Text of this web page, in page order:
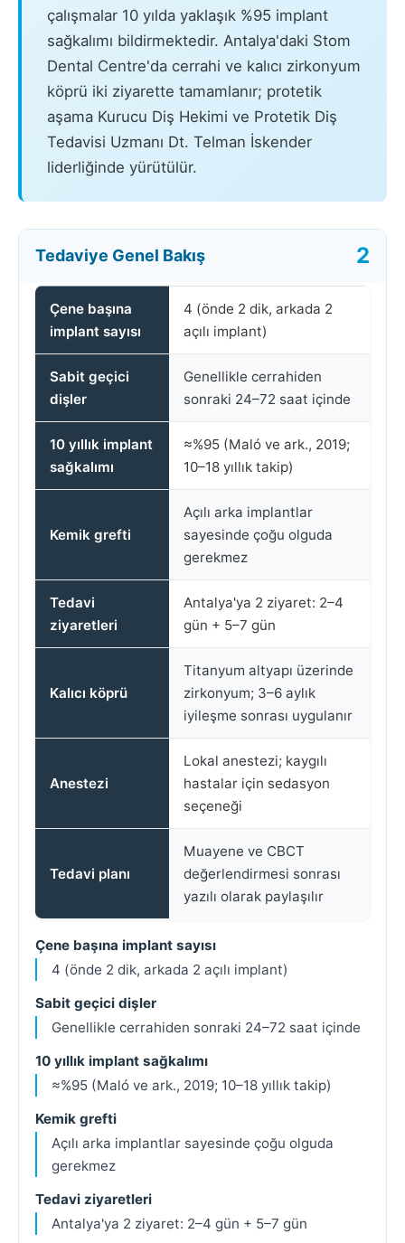
çalışmalar 10 yılda yaklaşık %95 implant
sağkalımı bildirmektedir. Antalya'daki Stom
Dental Centre'da cerrahi ve kalıcı zirkonyum
köprü iki ziyarette tamamlanır; protetik
aşama Kurucu Diş Hekimi ve Protetik Diş
Tedavisi Uzmanı Dt. Telman İskender
liderliğinde yürütülür.
Tedaviye Genel Bakış
Çene başına
implant sayısı
4 (önde 2 dik, arkada 2
açılı implant)
Sabit geçici
dişler
Genellikle cerrahiden
sonraki 24–72 saat içinde
10 yıllık implant
sağkalımı
≈%95 (Maló ve ark., 2019;
10–18 yıllık takip)
Kemik grefti
Açılı arka implantlar
sayesinde çoğu olguda
gerekmez
Tedavi
ziyaretleri
Antalya'ya 2 ziyaret: 2–4
gün + 5–7 gün
Kalıcı köprü
Titanyum altyapı üzerinde
zirkonyum; 3–6 aylık
iyileşme sonrası uygulanır
Anestezi
Lokal anestezi; kaygılı
hastalar için sedasyon
seçeneği
Tedavi planı
Muayene ve CBCT
değerlendirmesi sonrası
yazılı olarak paylaşılır
Çene başına implant sayısı
4 (önde 2 dik, arkada 2 açılı implant)
Sabit geçici dişler
Genellikle cerrahiden sonraki 24–72 saat içinde
10 yıllık implant sağkalımı
≈%95 (Maló ve ark., 2019; 10–18 yıllık takip)
Kemik grefti
Açılı arka implantlar sayesinde çoğu olguda
gerekmez
Tedavi ziyaretleri
Antalya'ya 2 ziyaret: 2–4 gün + 5–7 gün